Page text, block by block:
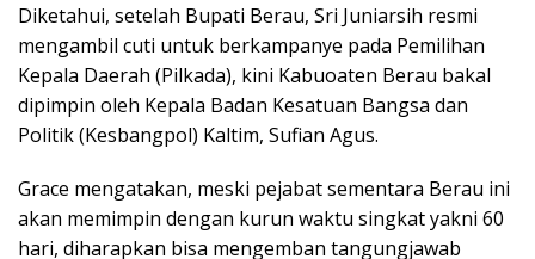
Diketahui, setelah Bupati Berau, Sri Juniarsih resmi
mengambil cuti untuk berkampanye pada Pemilihan
Kepala Daerah (Pilkada), kini Kabuoaten Berau bakal
dipimpin oleh Kepala Badan Kesatuan Bangsa dan
Politik (Kesbangpol) Kaltim, Sufian Agus.
Grace mengatakan, meski pejabat sementara Berau ini
akan memimpin dengan kurun waktu singkat yakni 60
hari, diharapkan bisa mengemban tangungjawab